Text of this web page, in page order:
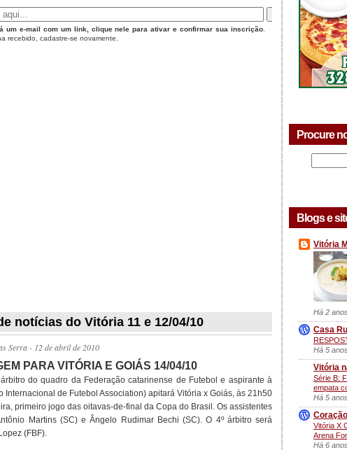
um e-mail com um link, clique nele para ativar e confirmar sua inscrição
recebido, cadastre-se novamente.
notícias do Vitória 11 e 12/04/10
Serra- 12 de abril de 2010
PARA VITÓRIA E GOIÁS 14/04/10
do quadro da Federação catarinense de Futebol e aspirante à
Internacional de Futebol Association) apitará Vitória x Goiás, às 21h50
primeiro jogo das oitavas-de-final da Copa do Brasil. Os assistentes
Martins (SC) e Ângelo Rudimar Bechi (SC). O 4º árbitro será
(FBF).
Procure
Blogs e
Vitória
Há 2 anos
Casa
Há 5 anos
Vitória
Série B:
empata
Há 5 anos
Vitória X
Arena
Há 6 anos